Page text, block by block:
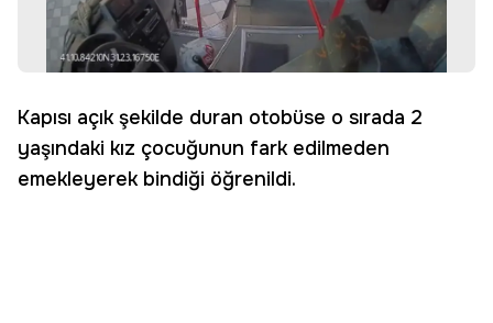
Kapısı açık şekilde duran otobüse o sırada 2
yaşındaki kız çocuğunun fark edilmeden
emekleyerek bindiği öğrenildi.